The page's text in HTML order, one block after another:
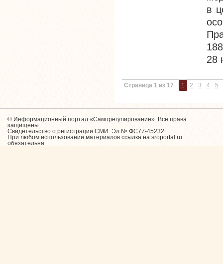
в
28
Страница 1 из 17 1 2 3 4 5
© Информационный портал «Саморегулирование». Все права
защищены.
Свидетельство о регистрации СМИ: Эл № ФС77-45232
При любом использовании материалов ссылка на sroportal.ru
обязательна.